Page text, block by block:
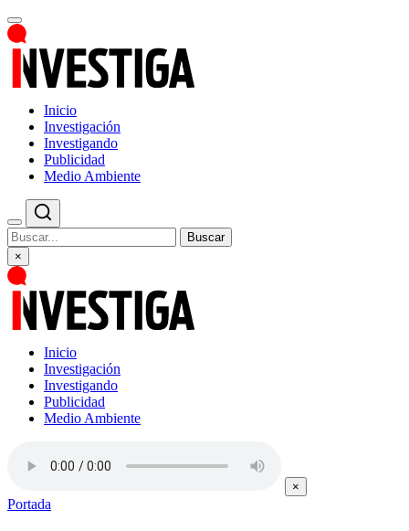
Inicio
Investigación
Investigando
Publicidad
Medio Ambiente
Buscar
×
Inicio
Investigación
Investigando
Publicidad
Medio Ambiente
×
Portada